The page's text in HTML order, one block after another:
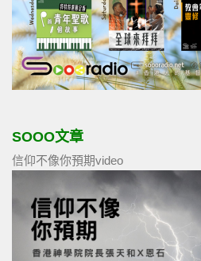
SOOO文章
信仰不像你預期video